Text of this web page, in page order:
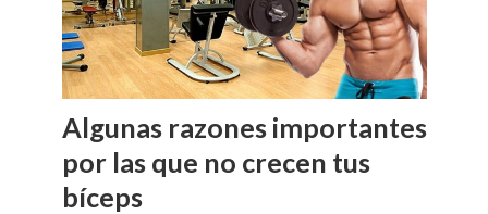
Algunas razones importantes
por las que no crecen tus
bíceps